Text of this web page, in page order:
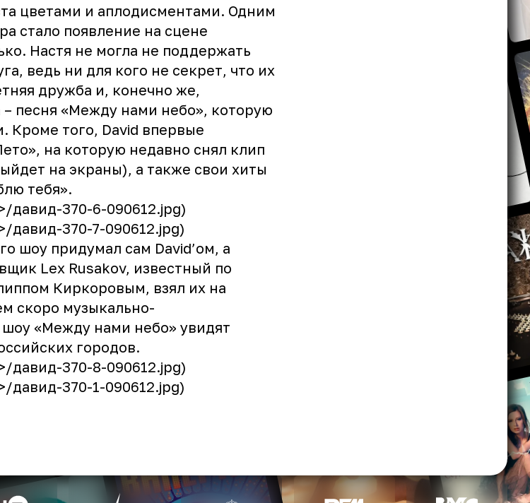
цветами и аплодисментами. Одним
стало появление на сцене
Настя не могла не поддержать
ведь ни для кого не секрет, что их
дружба и, конечно же,
– песня «Между нами небо», которую
Кроме того, David впервые
на которую недавно снял клип
на экраны), а также свои хиты
тебя».
давид-370-6-090612.jpg)
давид-370-7-090612.jpg)
шоу придумал сам David’ом, а
Lex Rusakov, известный по
Киркоровым, взял их на
скоро музыкально-
«Между нами небо» увидят
городов.
давид-370-8-090612.jpg)
давид-370-1-090612.jpg)